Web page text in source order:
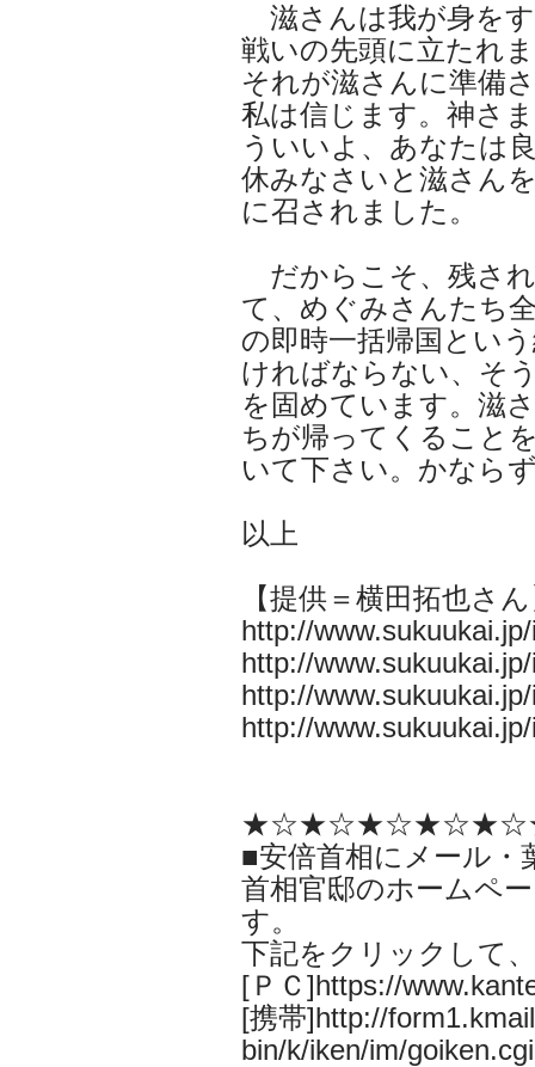
滋さんは我が身を
戦いの先頭に立たれ
それが滋さんに準備
私は信じます。神さ
ういいよ、あなたは
休みなさいと滋さん
に召されました。
だからこそ、残さ
て、めぐみさんたち
の即時一括帰国とい
ければならない、そ
を固めています。滋
ちが帰ってくること
いて下さい。かなら
以上
【提供＝横田拓也さ
http://
http://
http://
http://
■安倍首相にメール・
首相官邸のホームペ
す。
下記をクリックして
[ＰＣ]https://
[携帯]http://
bin/k/iken/im/goiken.cgi